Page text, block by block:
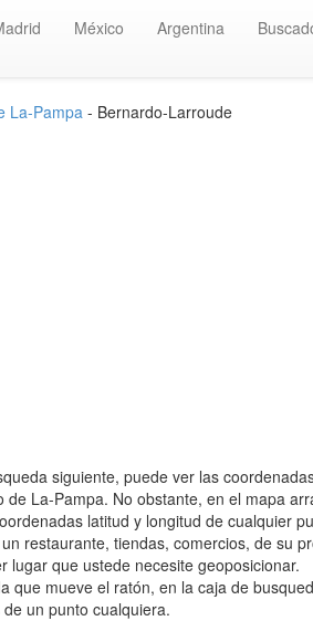
México Argentina
La-Pampa- Bernardo-Larroude
siguiente, puede ver las
de La-Pampa. No obstante, en el mapa
latitud y longitud de cualquier
restaurante, tiendas, comercios, de su
lugar que ustede necesite geoposicionar.
que mueve el ratón, en la caja de
un punto cualquiera.